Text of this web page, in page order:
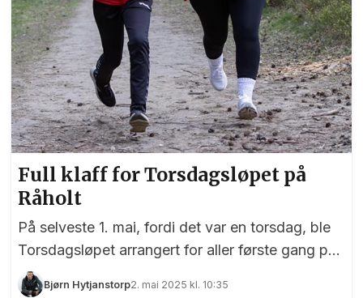
Full klaff for Torsdagsløpet på
Råholt
På selveste 1. mai, fordi det var en torsdag, ble
Torsdagsløpet arrangert for aller første gang på
Råholt. Start og mål var i Skaubanen, og 50
Bjørn Hytjanstorp2. mai 2025 kl. 10:35